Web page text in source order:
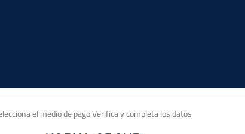
el medio de pagoVerifica y completa los datos